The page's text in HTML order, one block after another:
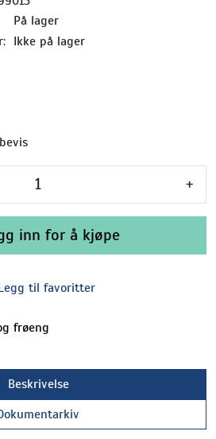
På lager
Ikke på lager
+
inn for å kjøpe
til favoritter
frøeng
Beskrivelse